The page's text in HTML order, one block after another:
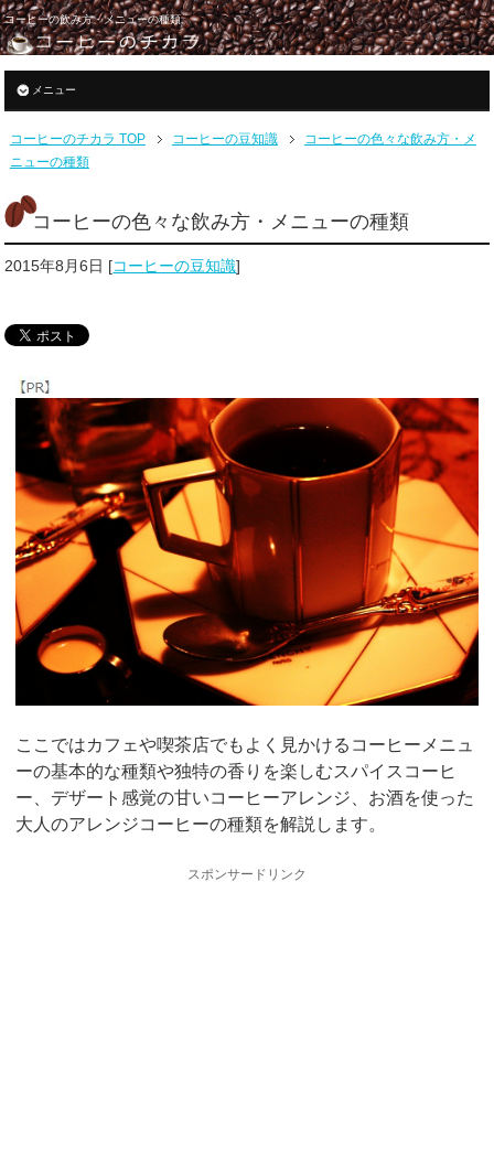
コーヒーの飲み方・メニューの種類
メニュー
コーヒーのチカラ TOP コーヒーの豆知識
コーヒーの色々な飲み方・メ
ニューの種類
コーヒーの色々な飲み方・メニューの種類
2015年8月6日 [コーヒーの豆知識]
ここではカフェや喫茶店でもよく見かけるコーヒーメニュ
ーの基本的な種類や独特の香りを楽しむスパイスコーヒ
ー、デザート感覚の甘いコーヒーアレンジ、お酒を使った
大人のアレンジコーヒーの種類を解説します。
スポンサードリンク